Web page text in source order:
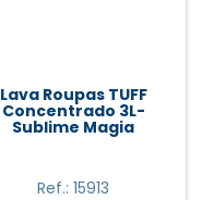
Lava Roupas TUFF
Concentrado 3L-
Sublime Magia
Ref.: 15913